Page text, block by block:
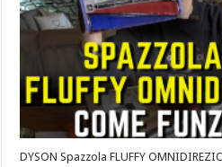
DYSON Spazzola FLUFFY